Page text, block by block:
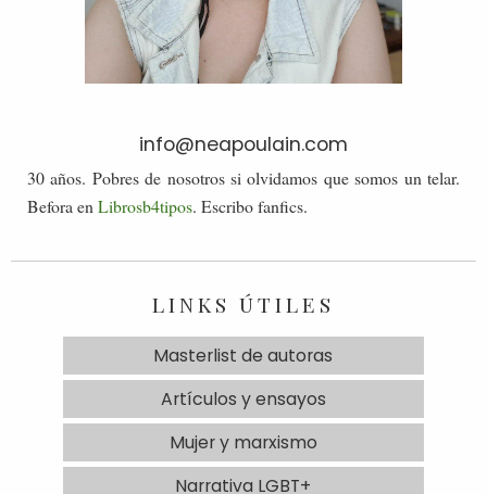
info@neapoulain.com
30 años. Pobres de nosotros si olvidamos que somos un telar.
Befora enLibrosb4tipos. Escribo fanfics.
LINKS ÚTILES
Masterlist de autoras
Artículos y ensayos
Mujer y marxismo
Narrativa LGBT+